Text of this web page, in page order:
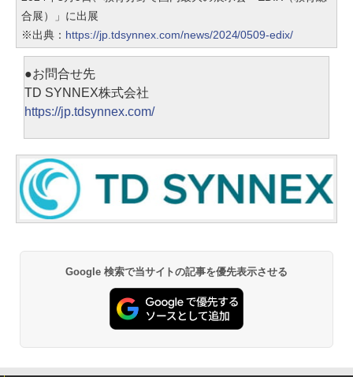
合展）」に出展
※出典： https://jp.tdsynnex.com/news/2024/0509-edix/
●お問合せ先
TD SYNNEX株式会社
https://jp.tdsynnex.com/
Google 検索で当サイトの記事を優先表示させる